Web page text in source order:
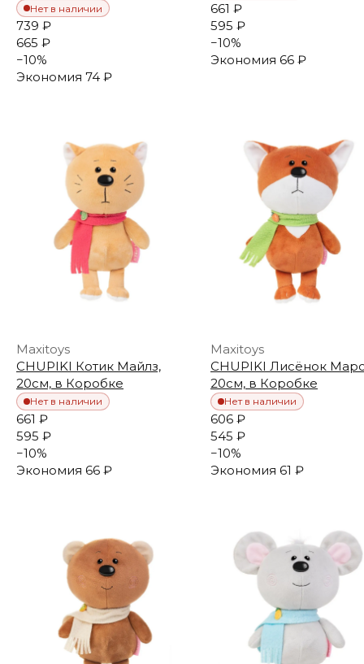
Нет в наличии
739 ₽
665 ₽
−10%
Экономия 74 ₽
661 ₽
595 ₽
−10%
Экономия 66 ₽
Maxitoys
CHUPIKI Котик Майлз,
20см, в Коробке
Нет в наличии
661 ₽
595 ₽
−10%
Экономия 66 ₽
Maxitoys
CHUPIKI Лисёнок
20см, в Коробке
Нет в наличии
606 ₽
545 ₽
−10%
Экономия 61 ₽